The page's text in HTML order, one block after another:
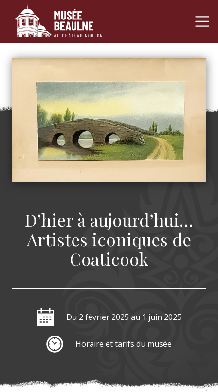
Passer au contenu Navigation
D’hier à aujourd’hui…
Artistes iconiques de
Coaticook
Du 2 février 2025 au 1 juin 2025
Horaire et tarifs du musée